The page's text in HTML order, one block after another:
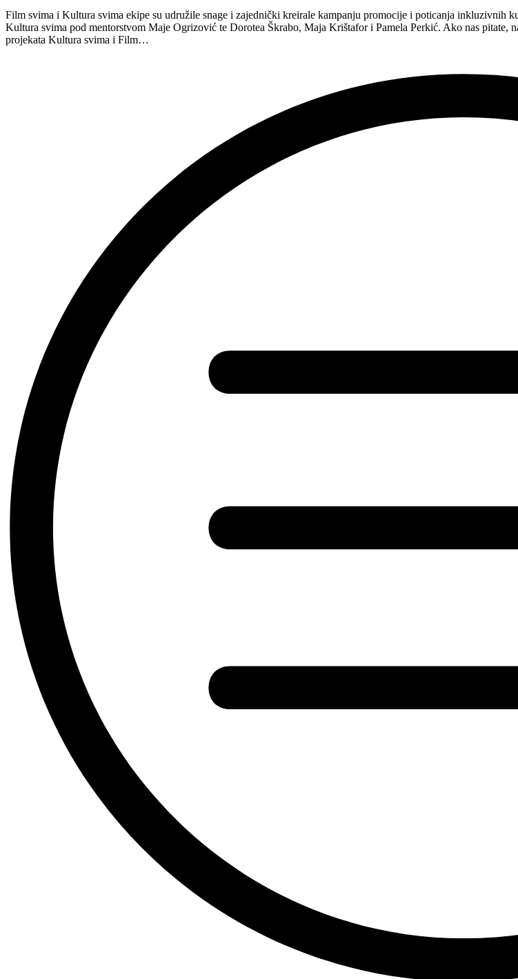
Days
programa
IMPACT4VALUES”
Film svima i Kultura svima ekipe su udružile snage i zajednički kreirale kampanju promocije i poticanja
Kultura svima pod mentorstvom Maje Ogrizović te Dorotea Škrabo, Maja Krištafor i Pamela Perkić. Ako nas pitate,
projekata Kultura svima i Film…